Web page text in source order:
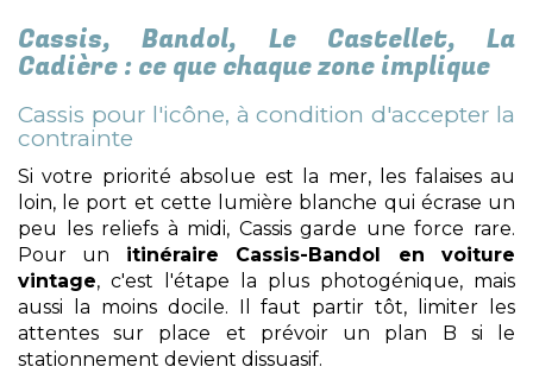
Cassis, Bandol, Le Castellet, La
Cadière : ce que chaque zone implique
Cassis pour l'icône, à condition d'accepter la
contrainte
Si votre priorité absolue est la mer, les falaises au
loin, le port et cette lumière blanche qui écrase un
peu les reliefs à midi, Cassis garde une force rare.
Pour un itinéraire Cassis-Bandol en voiture
vintage, c'est l'étape la plus photogénique, mais
aussi la moins docile. Il faut partir tôt, limiter les
attentes sur place et prévoir un plan B si le
stationnement devient dissuasif.